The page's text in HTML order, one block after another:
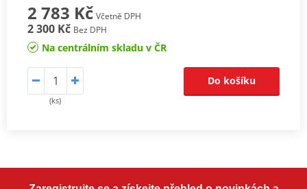
2 783 Kč Včetně DPH
2 300 Kč Bez DPH
Na centrálním skladu v ČR
(ks)
Do košíku